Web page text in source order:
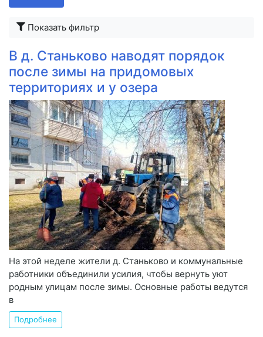
Показать фильтр
В д. Станьково наводят порядок
после зимы на придомовых
территориях и у озера
На этой неделе жители д. Станьково и коммунальные
работники объединили усилия, чтобы вернуть уют
родным улицам после зимы. Основные работы ведутся
в
Подробнее